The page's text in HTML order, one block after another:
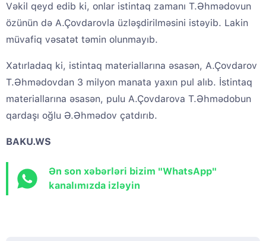
Vəkil qeyd edib ki, onlar istintaq zamanı T.Əhmədovun
özünün də A.Çovdarovla üzləşdirilməsini istəyib. Lakin
müvafiq vəsatət təmin olunmayıb.
Xatırladaq ki, istintaq materiallarına əsasən, A.Çovdarov
T.Əhmədovdan 3 milyon manata yaxın pul alıb. İstintaq
materiallarına əsasən, pulu A.Çovdarova T.Əhmədobun
qardaşı oğlu Ə.Əhmədov çatdırıb.
BAKU.WS
Ən son xəbərləri bizim "WhatsApp"
kanalımızda izləyin